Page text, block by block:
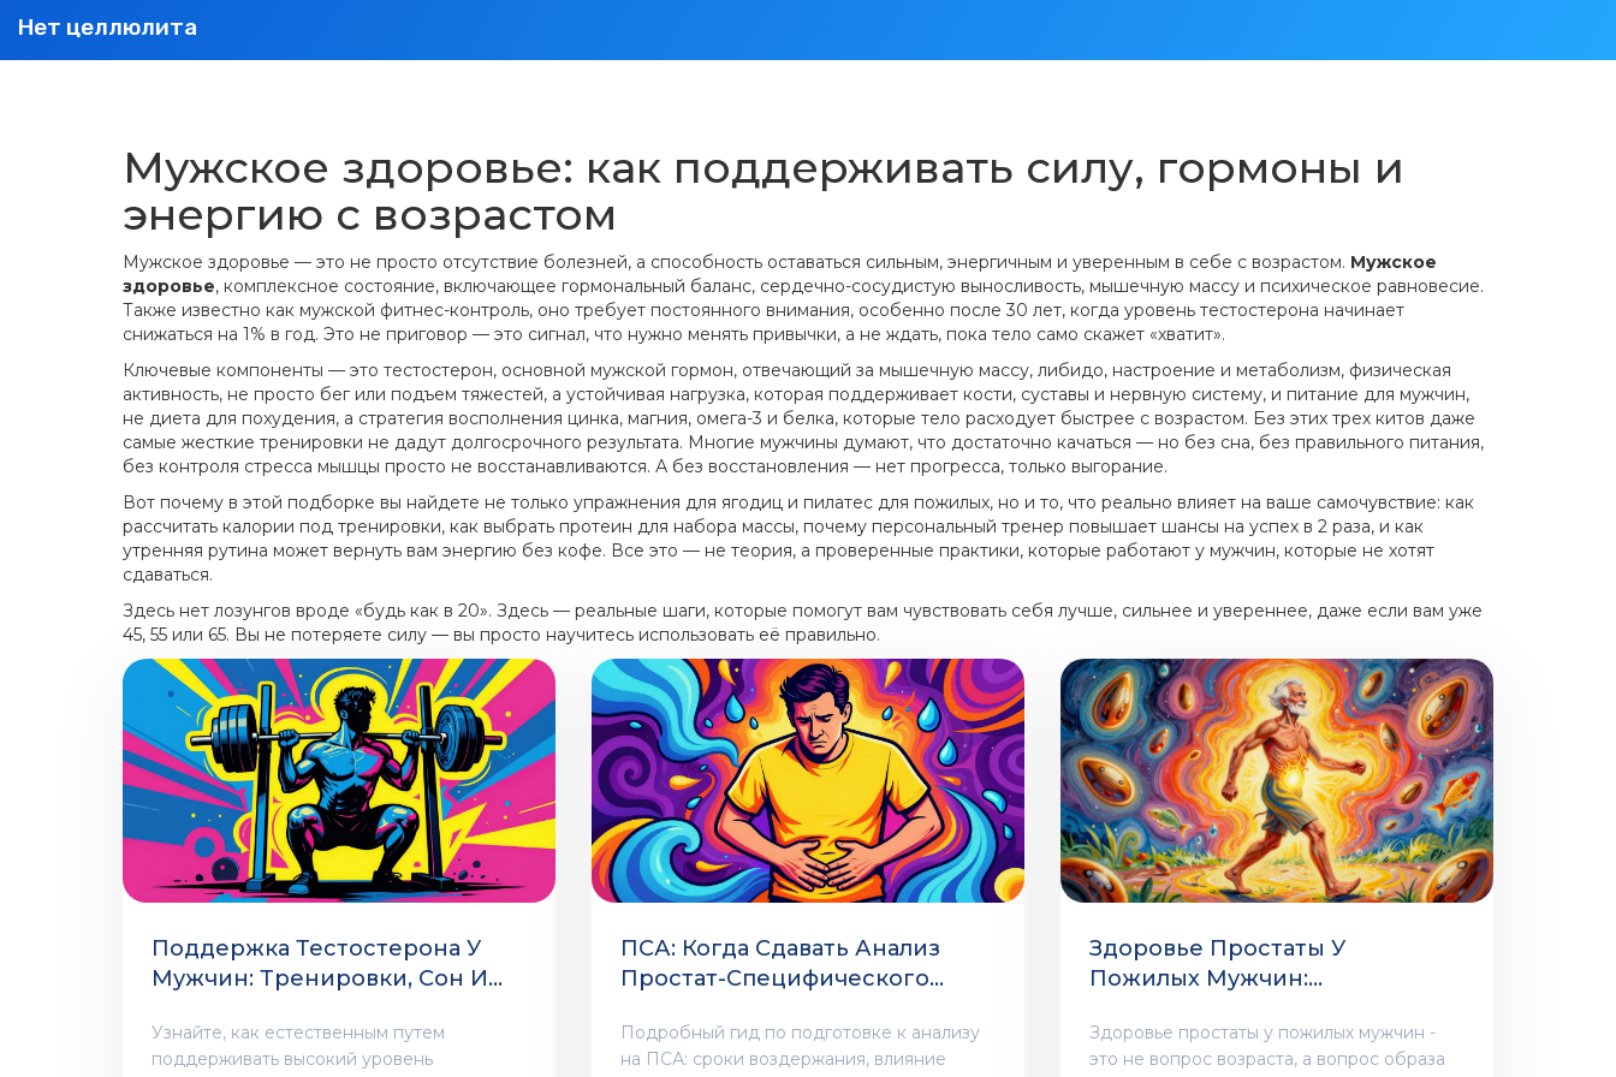
Нет целлюлита
Мужское здоровье: как поддерживать силу, гормоны и
энергию с возрастом
Мужское здоровье — это не просто отсутствие болезней, а способность оставаться сильным, энергичным и уверенным в себе с возрастом. Мужское
здоровье, комплексное состояние, включающее гормональный баланс, сердечно-сосудистую выносливость, мышечную массу и психическое равновесие.
Также известно как мужской фитнес-контроль, оно требует постоянного внимания, особенно после 30 лет, когда уровень тестостерона начинает
снижаться на 1% в год. Это не приговор — это сигнал, что нужно менять привычки, а не ждать, пока тело само скажет «хватит».
Ключевые компоненты — это тестостерон, основной мужской гормон, отвечающий за мышечную массу, либидо, настроение и метаболизм, физическая
активность, не просто бег или подъем тяжестей, а устойчивая нагрузка, которая поддерживает кости, суставы и нервную систему, и питание для мужчин,
не диета для похудения, а стратегия восполнения цинка, магния, омега-3 и белка, которые тело расходует быстрее с возрастом. Без этих трех китов даже
самые жесткие тренировки не дадут долгосрочного результата. Многие мужчины думают, что достаточно качаться — но без сна, без правильного питания,
без контроля стресса мышцы просто не восстанавливаются. А без восстановления — нет прогресса, только выгорание.
Вот почему в этой подборке вы найдете не только упражнения для ягодиц и пилатес для пожилых, но и то, что реально влияет на ваше самочувствие: как
рассчитать калории под тренировки, как выбрать протеин для набора массы, почему персональный тренер повышает шансы на успех в 2 раза, и как
утренняя рутина может вернуть вам энергию без кофе. Все это — не теория, а проверенные практики, которые работают у мужчин, которые не хотят
сдаваться.
Здесь нет лозунгов вроде «будь как в 20». Здесь — реальные шаги, которые помогут вам чувствовать себя лучше, сильнее и увереннее, даже если вам уже
45, 55 или 65. Вы не потеряете силу — вы просто научитесь использовать её правильно.
Поддержка Тестостерона У
Мужчин: Тренировки, Сон И
Энергии
Узнайте, как естественным путем
поддерживать высокий уровень
ПСА: Когда Сдавать Анализ
Простат-Специфического
Подготовки И Сроки
Подробный гид по подготовке к анализу
на ПСА: сроки воздержания, влияние
Здоровье Простаты У
Пожилых Мужчин:
Здоровье простаты у пожилых мужчин -
это не вопрос возраста, а вопрос образа